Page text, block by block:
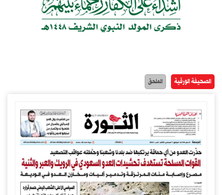
الصحيفة الورقية الملحق